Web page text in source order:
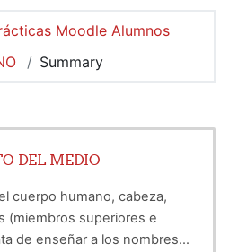
Moodle Alumnos
Summary
DEL MEDIO
cuerpo humano, cabeza,
(miembros superiores e
de enseñar a los nombres